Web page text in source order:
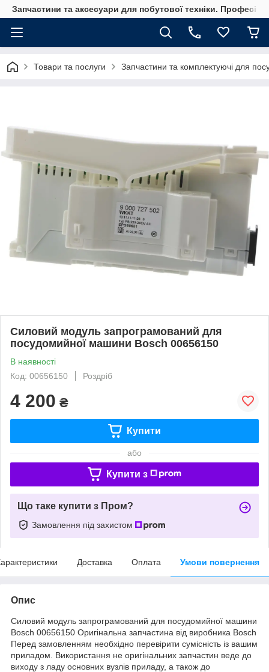
Запчастини та аксесуари для побутової техніки.
Товари та послуги Запчастини та комплектуючі для
Силовий модуль запрограмований для
посудомийної машини Bosch 00656150
В наявності
Код: 00656150
Роздріб
4 200 ₴
Купити
або
Купити з
Що таке купити з Пром?
Замовлення під захистом
Доставка Оплата Умови повернення
Опис
Силовий модуль запрограмований для посудомийної машини
Bosch 00656150 Оригінальна запчастина від виробника Bosch
Перед замовленням необхідно перевірити сумісність із вашим
приладом. Використання не оригінальних запчастин веде до
виходу з ладу основних вузлів приладу, а також до